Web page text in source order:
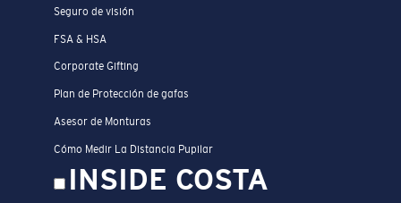
Seguro de visión
FSA & HSA
Corporate Gifting
Plan de Protección de gafas
Asesor de Monturas
Cómo Medir La Distancia Pupilar
INSIDE COSTA